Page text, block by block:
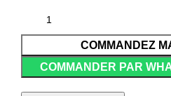
COMMANDEZ
COMMANDER PAR